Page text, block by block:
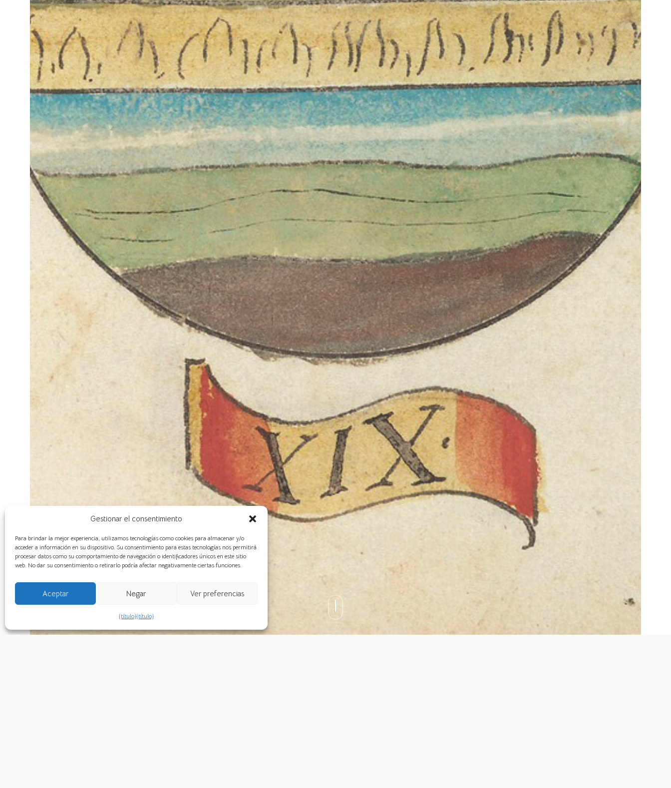
Gestionar el consentimiento
Para brindar la mejor experiencia, utilizamos tecnologías como cookies para almacenar y/o
acceder a información en su dispositivo. Su consentimiento para estas tecnologías nos permitirá
procesar datos como su comportamiento de navegación o identificadores únicos en este sitio
web. No dar su consentimiento o retirarlo podría afectar negativamente ciertas funciones.
Aceptar Negar Ver preferencias
{título}{título}